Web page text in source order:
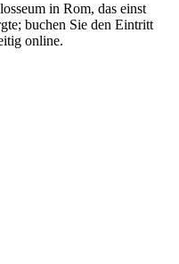
in Rom, das einst
buchen Sie den Eintritt
online.